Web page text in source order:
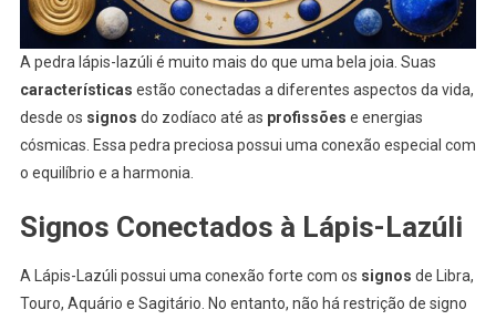
A pedra lápis-lazúli é muito mais do que uma bela joia. Suas
características estão conectadas a diferentes aspectos da vida,
desde os signos do zodíaco até as profissões e energias
cósmicas. Essa pedra preciosa possui uma conexão especial com
o equilíbrio e a harmonia.
Signos Conectados à Lápis-Lazúli
A Lápis-Lazúli possui uma conexão forte com os signos de Libra,
Touro, Aquário e Sagitário. No entanto, não há restrição de signo